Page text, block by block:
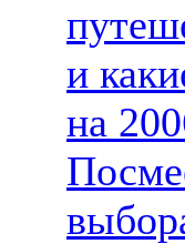
и
на